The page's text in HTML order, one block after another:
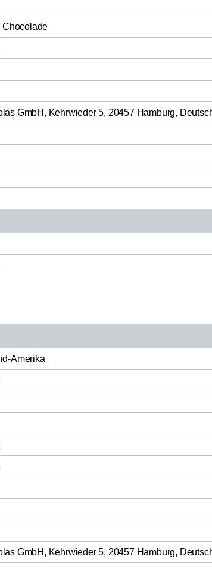
Chocolade
GmbH, Kehrwieder 5, 20457 Hamburg,
Amerika
GmbH, Kehrwieder 5, 20457 Hamburg,